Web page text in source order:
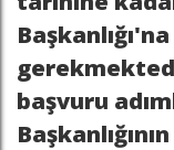
başvuru